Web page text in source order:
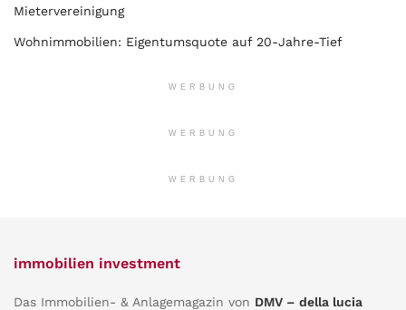
Mietervereinigung
Wohnimmobilien: Eigentumsquote auf 20-Jahre-Tief
WERBUNG
WERBUNG
WERBUNG
immobilien investment
Das Immobilien- & Anlagemagazin von DMV – della lucia